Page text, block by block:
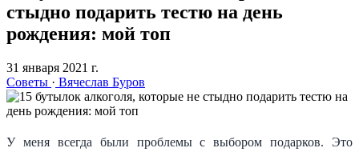
стыдно подарить тестю на день
рождения: мой топ
31 января 2021 г.
Советы · Вячеслав Буров
У меня всегда были проблемы с выбором подарков. Это